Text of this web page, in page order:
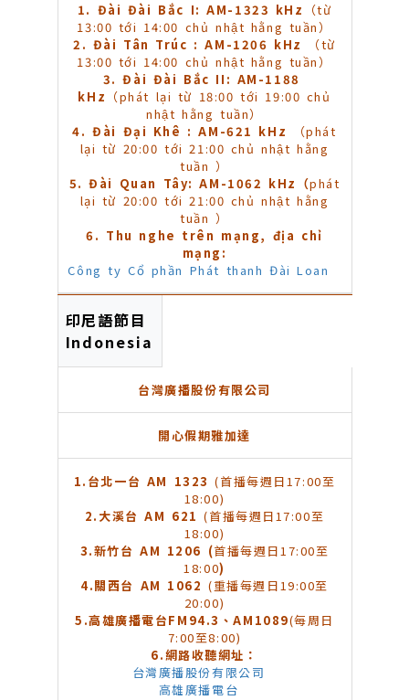
1. Đài Đài Bắc I: AM-1323 kHz
（từ
13:00 tới 14:00 chủ nhật hằng tuần）
2. Đài Tân Trúc : AM-1206 kHz
（từ
13:00 tới 14:00 chủ nhật hằng tuần）
3. Đài Đài Bắc II: AM-1188
kHz （phát lại từ 18:00 tới 19:00 chủ
nhật hằng tuần）
4. Đài Đại Khê : AM-621 kHz
（phát
lại từ 20:00 tới 21:00 chủ nhật hằng
tuần ）
5. Đài Quan Tây: AM-1062 kHz （phát
lại từ 20:00 tới 21:00 chủ nhật hằng
tuần ）
6. Thu nghe trên mạng, địa chỉ
mạng:
Công ty Cổ phần Phát thanh Đài Loan
印尼語節目
Indonesia
台灣廣播股份有限公司
開心假期雅加達
1. 台北一台 AM 1323(首播每週日17:00至
18:00)
2. 大溪台 AM 621(首播每週日17:00至
18:00)
3.新竹台 AM 1206 (首播每週日17:00至
18:00)
4.關西台 AM 1062(重播每週日19:00至
20:00)
5.高雄廣播電台FM94.3、AM1089(每周日
7:00至8:00)
6.網路收聽網址：
台灣廣播股份有限公司
高雄廣播電台